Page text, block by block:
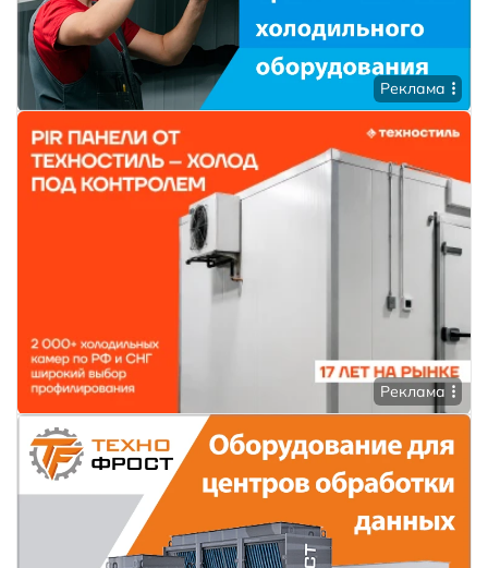
Реклама
Реклама